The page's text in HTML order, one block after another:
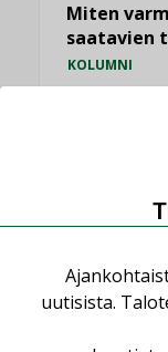
Miten
saatavien
KOLUMNI
KATSO
uutisista.